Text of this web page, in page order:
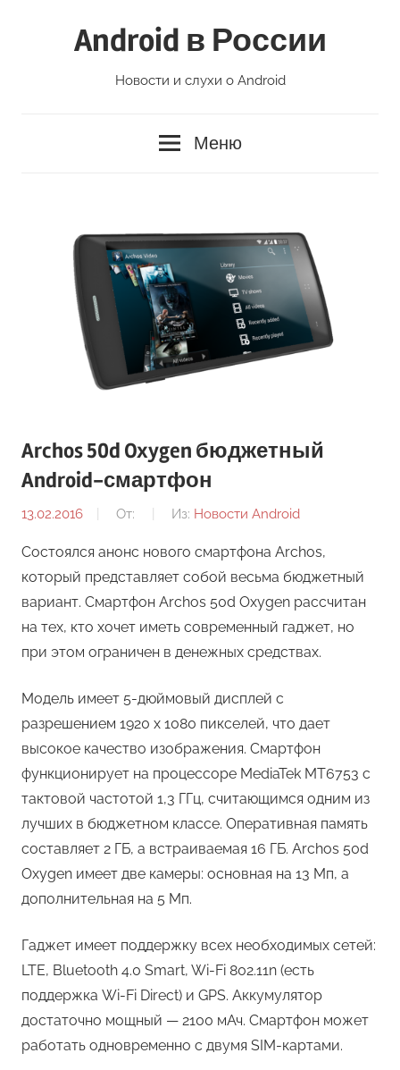
Android в России
Новости и слухи о Android
Меню
Archos 50d Oxygen бюджетный
Android-смартфон
13.02.2016 От: Из: Новости Android
Состоялся анонс нового смартфона Archos,
который представляет собой весьма бюджетный
вариант. Смартфон Archos 50d Oxygen рассчитан
на тех, кто хочет иметь современный гаджет, но
при этом ограничен в денежных средствах.
Модель имеет 5-дюймовый дисплей с
разрешением 1920 х 1080 пикселей, что дает
высокое качество изображения. Смартфон
функционирует на процессоре MediaTek MT6753 с
тактовой частотой 1,3 ГГц, считающимся одним из
лучших в бюджетном классе. Оперативная память
составляет 2 ГБ, а встраиваемая 16 ГБ. Archos 50d
Oxygen имеет две камеры: основная на 13 Мп, а
дополнительная на 5 Мп.
Гаджет имеет поддержку всех необходимых сетей:
LTE, Bluetooth 4.0 Smart, Wi-Fi 802.11n (есть
поддержка Wi-Fi Direct) и GPS. Аккумулятор
достаточно мощный — 2100 мАч. Смартфон может
работать одновременно с двумя SIM-картами.